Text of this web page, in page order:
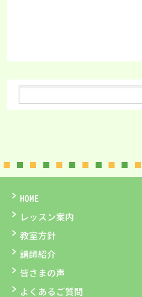
HOME
レッスン案内
教室方針
講師紹介
皆さまの声
よくあるご質問